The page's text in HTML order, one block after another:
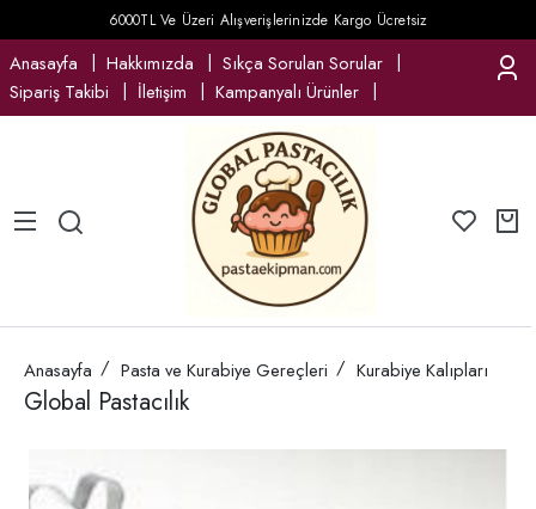
6000TL Ve Üzeri Alışverişlerinizde Kargo Ücretsiz
Anasayfa Hakkımızda
Sıkça Sorulan Sorular
Sipariş Takibi
İletişim Kampanyalı Ürünler
Anasayfa Pasta ve Kurabiye Gereçleri Kurabiye Kalıpları
Global Pastacılık